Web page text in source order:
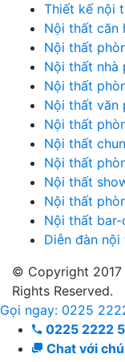
Thiết kế nội
Nội thất căn
Nội thất
Nội thất nhà
Nội thất
Nội thất văn
Nội thất
Nội thất
Nội thất
Nội thất
Nội thất
Nội thất bar-
Diễn đàn nội
© Copyright 2017
Rights Reserved.
Gọi ngay: 0225
0225 2222
Chat với